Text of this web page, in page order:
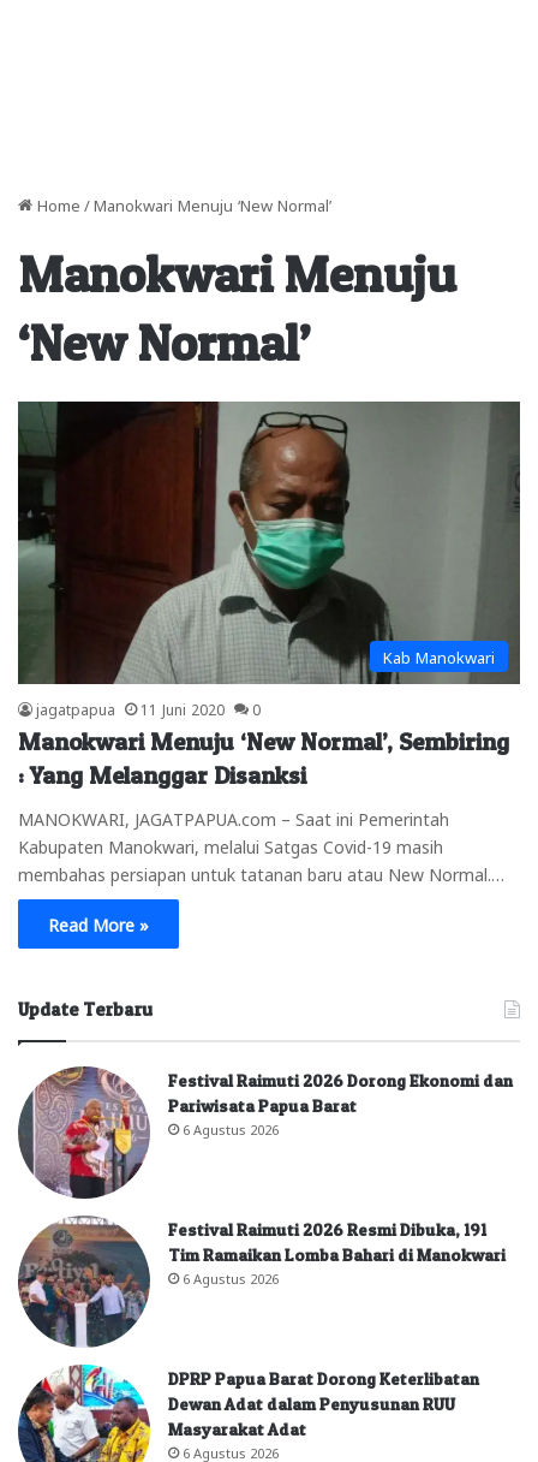
Home / Manokwari Menuju ‘New Normal’
Manokwari Menuju
‘New Normal’
Kab Manokwari
jagatpapua 11 Juni 2020 0
Manokwari Menuju ‘New Normal’, Sembiring
: Yang Melanggar Disanksi
MANOKWARI, JAGATPAPUA.com – Saat ini Pemerintah
Kabupaten Manokwari, melalui Satgas Covid-19 masih
membahas persiapan untuk tatanan baru atau New Normal.…
Read More »
Update Terbaru
Festival Raimuti 2026 Dorong Ekonomi dan
Pariwisata Papua Barat
6 Agustus 2026
Festival Raimuti 2026 Resmi Dibuka, 191
Tim Ramaikan Lomba Bahari di Manokwari
6 Agustus 2026
DPRP Papua Barat Dorong Keterlibatan
Dewan Adat dalam Penyusunan RUU
Masyarakat Adat
6 Agustus 2026